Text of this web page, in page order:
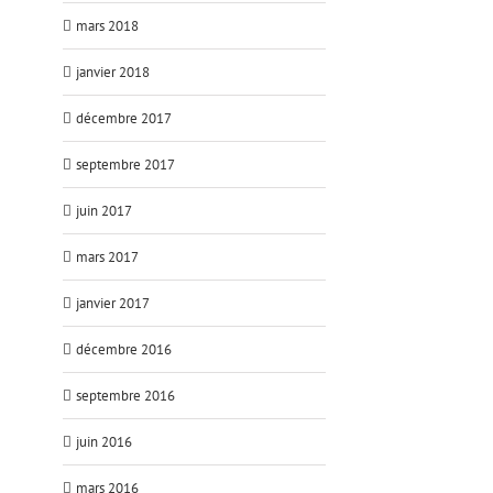
mars 2018
janvier 2018
décembre 2017
septembre 2017
juin 2017
mars 2017
janvier 2017
décembre 2016
septembre 2016
juin 2016
mars 2016